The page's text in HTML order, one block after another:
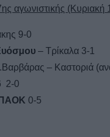
αγωνιστικής (Κυριακή
9-0
– Τρίκαλα 3-1
– Καστοριά
2-0
ΠΑΟΚ 0-5